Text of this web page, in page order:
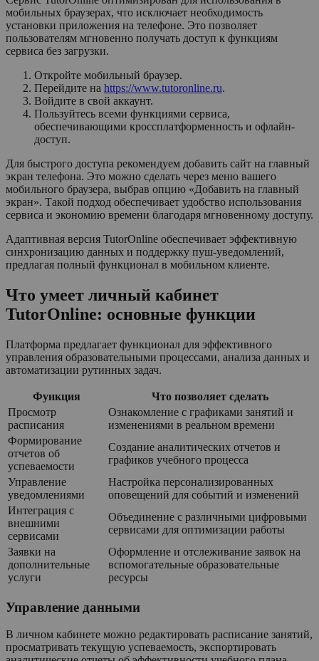
мобильных браузерах, что исключает необходимость
установки приложения на телефоне. Это позволяет
пользователям мгновенно получать доступ к функциям
сервиса без загрузки.
Откройте мобильный браузер.
Перейдите на https://www.tutoronline.ru.
Войдите в свой аккаунт.
Пользуйтесь всеми функциями сервиса,
обеспечивающими кроссплатформенность и офлайн-
доступ.
Для быстрого доступа рекомендуем добавить сайт на главный
экран телефона. Это можно сделать через меню вашего
мобильного браузера, выбрав опцию «Добавить на главный
экран». Такой подход обеспечивает удобство использования
сервиса и экономию времени благодаря мгновенному доступу.
Адаптивная версия TutorOnline обеспечивает эффективную
синхронизацию данных и поддержку пуш-уведомлений,
предлагая полный функционал в мобильном клиенте.
Что умеет личный кабинет
TutorOnline: основные функции
Платформа предлагает функционал для эффективного
управления образовательными процессами, анализа данных и
автоматизации рутинных задач.
Функция
Что позволяет сделать
Просмотр
расписания
Ознакомление с графиками занятий и
изменениями в реальном времени
Формирование
отчетов об
успеваемости
Создание аналитических отчетов и
графиков учебного процесса
Управление
уведомлениями
Настройка персонализированных
оповещений для событий и изменений
Интеграция с
внешними
сервисами
Объединение с различными цифровыми
сервисами для оптимизации работы
Заявки на
дополнительные
услуги
Оформление и отслеживание заявок на
вспомогательные образовательные
ресурсы
Управление данными
В личном кабинете можно редактировать расписание занятий,
просматривать текущую успеваемость, экспортировать